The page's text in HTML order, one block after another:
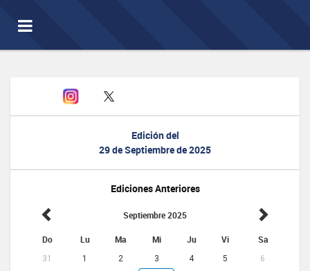
Toggle
navigation
Edición del
29 de Septiembre de 2025
Ediciones Anteriores
Septiembre 2025
Do Lu Ma Mi Ju Vi Sa
31 1 2 3 4 5 6